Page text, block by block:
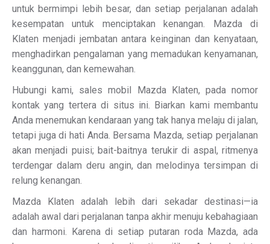
untuk bermimpi lebih besar, dan setiap perjalanan adalah
kesempatan untuk menciptakan kenangan. Mazda di
Klaten menjadi jembatan antara keinginan dan kenyataan,
menghadirkan pengalaman yang memadukan kenyamanan,
keanggunan, dan kemewahan.
Hubungi kami, sales mobil Mazda Klaten, pada nomor
kontak yang tertera di situs ini. Biarkan kami membantu
Anda menemukan kendaraan yang tak hanya melaju di jalan,
tetapi juga di hati Anda. Bersama Mazda, setiap perjalanan
akan menjadi puisi; bait-baitnya terukir di aspal, ritmenya
terdengar dalam deru angin, dan melodinya tersimpan di
relung kenangan.
Mazda Klaten adalah lebih dari sekadar destinasi—ia
adalah awal dari perjalanan tanpa akhir menuju kebahagiaan
dan harmoni. Karena di setiap putaran roda Mazda, ada